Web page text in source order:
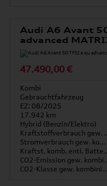
Audi A6 Avant
advanced
47.490,00 €
Kombi
Gebrauchtfahrzeug
EZ: 08/2025
17.942 km
Hybrid (Benzin/Elektro)
Stromverbrauch gew. kombiniert
Kraftst.
CO2-
CO2-Klasse gew. kombiniert